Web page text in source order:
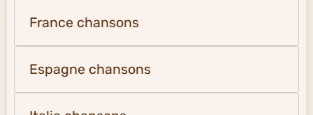
France chansons
Espagne chansons